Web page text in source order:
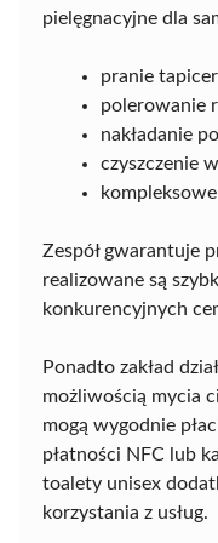
pielęgnacyjne dla
pranie
polerowanie
nakładanie
czyszczenie
Zespół gwarantuje
realizowane są
konkurencyjnych
Ponadto zakład
możliwością mycia
mogą wygodnie
płatności NFC lub
toalety unisex
korzystania z usług.